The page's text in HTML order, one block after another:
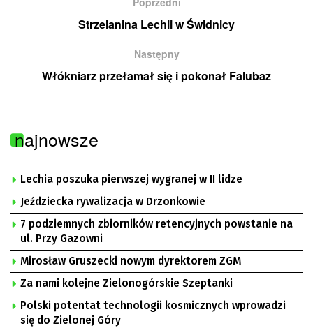
Strzelanina Lechii w Świdnicy
Następny
Włókniarz przełamał się i pokonał Falubaz
najnowsze
Lechia poszuka pierwszej wygranej w II lidze
Jeździecka rywalizacja w Drzonkowie
7 podziemnych zbiorników retencyjnych powstanie na
ul. Przy Gazowni
Mirosław Gruszecki nowym dyrektorem ZGM
Za nami kolejne Zielonogórskie Szeptanki
Polski potentat technologii kosmicznych wprowadzi
się do Zielonej Góry